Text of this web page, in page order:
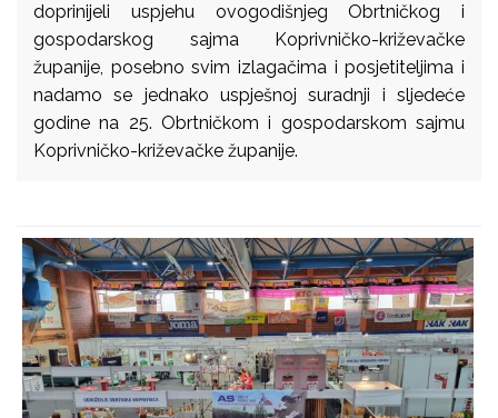
doprinijeli uspjehu ovogodišnjeg Obrtničkog i
gospodarskog sajma Koprivničko-križevačke
županije, posebno svim izlagačima i posjetiteljima i
nadamo se jednako uspješnoj suradnji i sljedeće
godine na 25. Obrtničkom i gospodarskom sajmu
Koprivničko-križevačke županije.